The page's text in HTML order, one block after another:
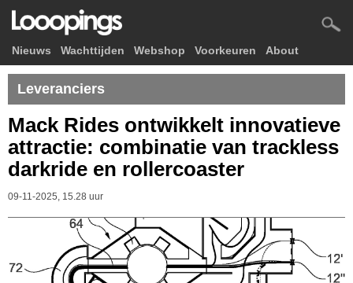
Nieuws Wachttijden Webshop Voorkeuren About
Leveranciers
Mack Rides ontwikkelt innovatieve
attractie: combinatie van trackless
darkride en rollercoaster
09-11-2025, 15.28 uur